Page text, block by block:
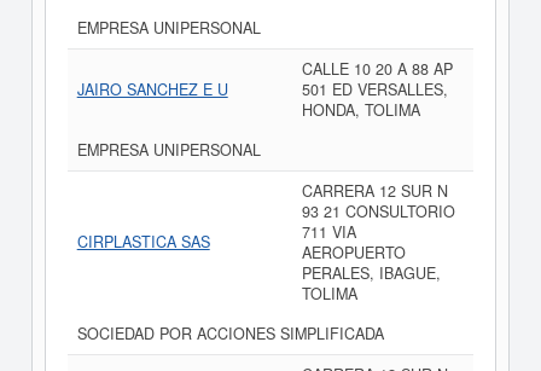
EMPRESA UNIPERSONAL
JAIRO SANCHEZ E U
CALLE 10 20 A 88 AP
501 ED VERSALLES,
HONDA, TOLIMA
EMPRESA UNIPERSONAL
CIRPLASTICA SAS
CARRERA 12 SUR N
93 21 CONSULTORIO
711 VIA
AEROPUERTO
PERALES, IBAGUE,
TOLIMA
SOCIEDAD POR ACCIONES SIMPLIFICADA